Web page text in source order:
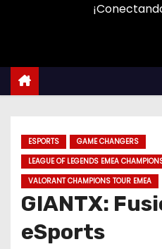
n
ESPORTS
GAME CHANGERS
LEAGUE OF LEGENDS EMEA
VALORANT CHAMPIONS TOUR EMEA
GIANTX:
eSports